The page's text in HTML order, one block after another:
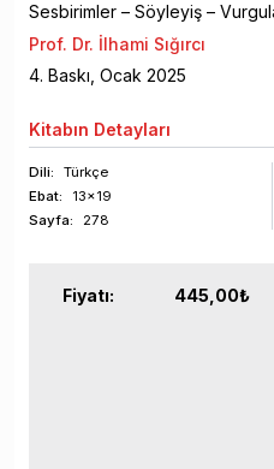
Sesbirimler – Söyleyiş –
Prof. Dr. İlhami Sığırcı
4. Baskı, Ocak 2025
Kitabın Detayları
Dili:
Türkçe
Ebat:
13x19
Sayfa: 278
Fiyatı: 445,00₺